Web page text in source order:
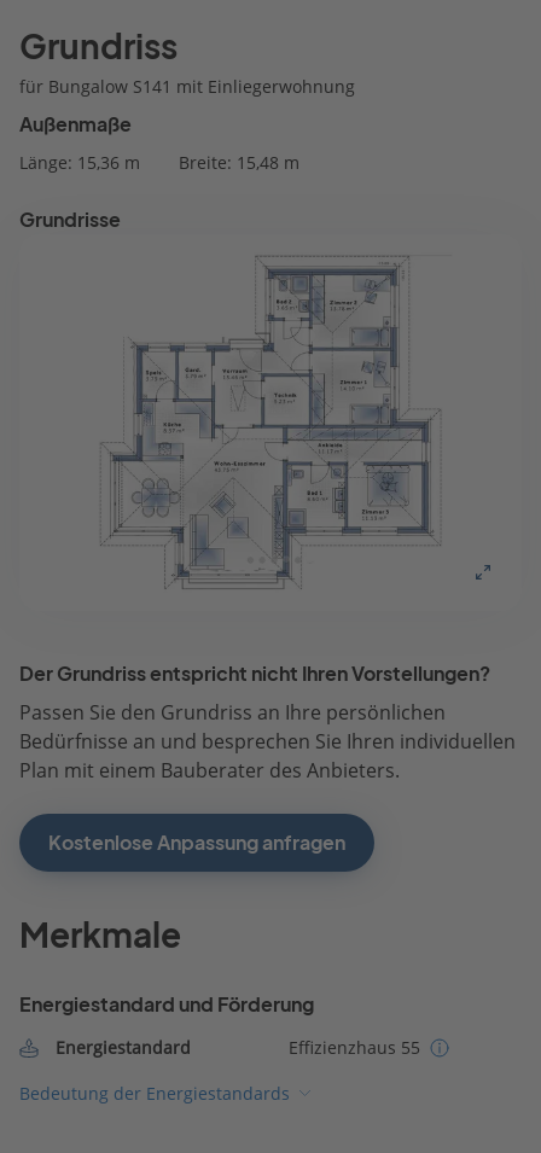
Grundriss
für Bungalow S141 mit Einliegerwohnung
Außenmaße
Länge: 15,36 m Breite: 15,48 m
Grundrisse
Der Grundriss entspricht nicht Ihren Vorstellungen?
Passen Sie den Grundriss an Ihre persönlichen
Bedürfnisse an und besprechen Sie Ihren individuellen
Plan mit einem Bauberater des Anbieters.
Kostenlose Anpassung anfragen
Merkmale
Energiestandard und Förderung
Energiestandard
Effizienzhaus 55
Bedeutung der Energiestandards